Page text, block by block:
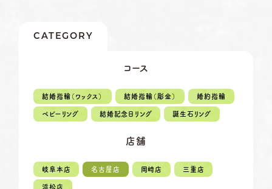
ペアリングはこちら
デザイン事例
資料請求
CATEGORY
コース
結婚指輪（ワックス） 結婚指輪（彫金） 婚約指輪
ベビーリング 結婚記念日リング 誕生石リング
店舗
岐阜本店 名古屋店 岡崎店 三重店
浜松店
10:00〜18:30
※祝日の場合は営業
岡崎店 TEL.0564-74-8033
10:00〜18:30
※祝日の場合は営業